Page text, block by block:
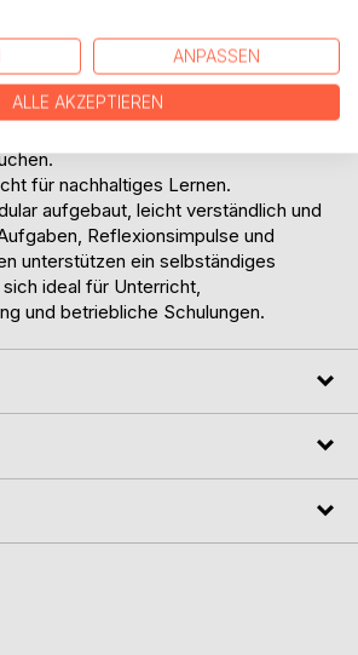
zu einem verständlichen
sich an Auszubildende,
Fachkräfte, und alle, die ein solides
für nachhaltiges Lernen.
aufgebaut, leicht verständlich und
Reflexionsimpulse und
unterstützen ein selbständiges
ideal für Unterricht,
und betriebliche Schulungen.
ANPASSEN
ALLE AKZEPTIEREN